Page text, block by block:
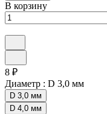
В корзину
8 ₽
Диаметр : D 3,0 мм
D 3,0 мм
D 4,0 мм